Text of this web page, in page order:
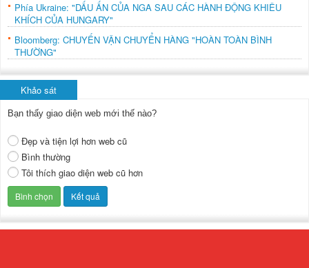
Phía Ukraine: "DẤU ẤN CỦA NGA SAU CÁC HÀNH ĐỘNG KHIÊU
KHÍCH CỦA HUNGARY"
Bloomberg: CHUYẾN VẬN CHUYỂN HÀNG "HOÀN TOÀN BÌNH
THƯỜNG"
Khảo sát
Bạn thấy giao diện web mới thế nào?
Đẹp và tiện lợi hơn web cũ
Bình thường
Tôi thích giao diện web cũ hơn